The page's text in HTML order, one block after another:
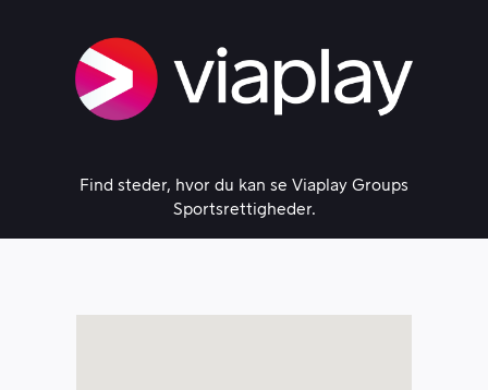
Find steder, hvor du kan se Viaplay Groups
Sportsrettigheder.